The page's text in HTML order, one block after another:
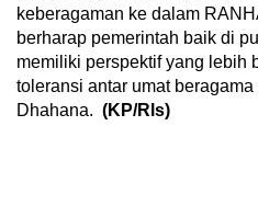
keberagaman ke dalam
berharap pemerintah baik di
memiliki perspektif yang lebih
toleransi antar umat beragama
Dhahana. (KP/Rls)